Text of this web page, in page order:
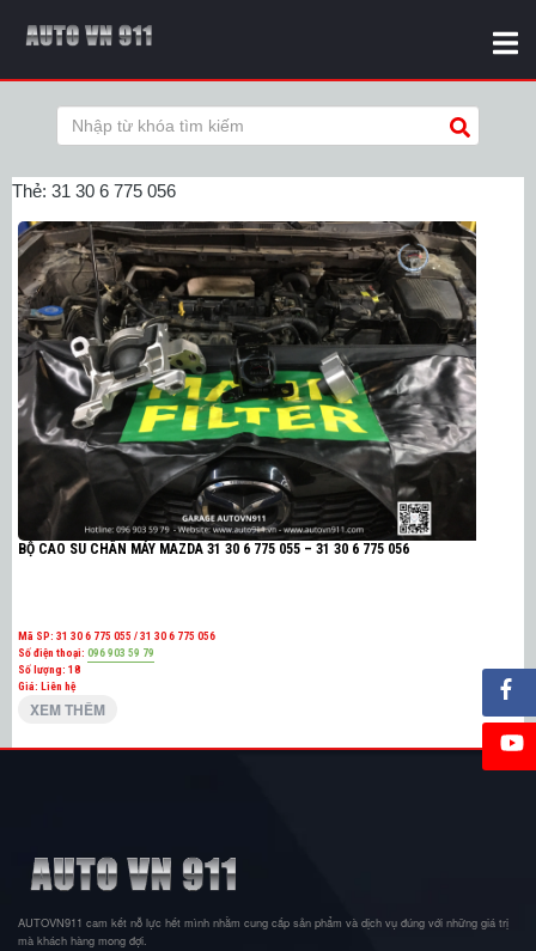
Thẻ: 31 30 6 775 056
BỘ CAO SU CHÂN MÁY MAZDA 31 30 6 775 055 – 31 30 6 775 056
Mã SP: 31 30 6 775 055 / 31 30 6 775 056
Số điện thoại: 096 903 59 79
Số lượng: 18
Giá: Liên hệ
XEM THÊM
AUTOVN911 cam kết nỗ lực hết mình nhằm cung cấp sản phẩm và dịch vụ đúng với những giá trị
mà khách hàng mong đợi.